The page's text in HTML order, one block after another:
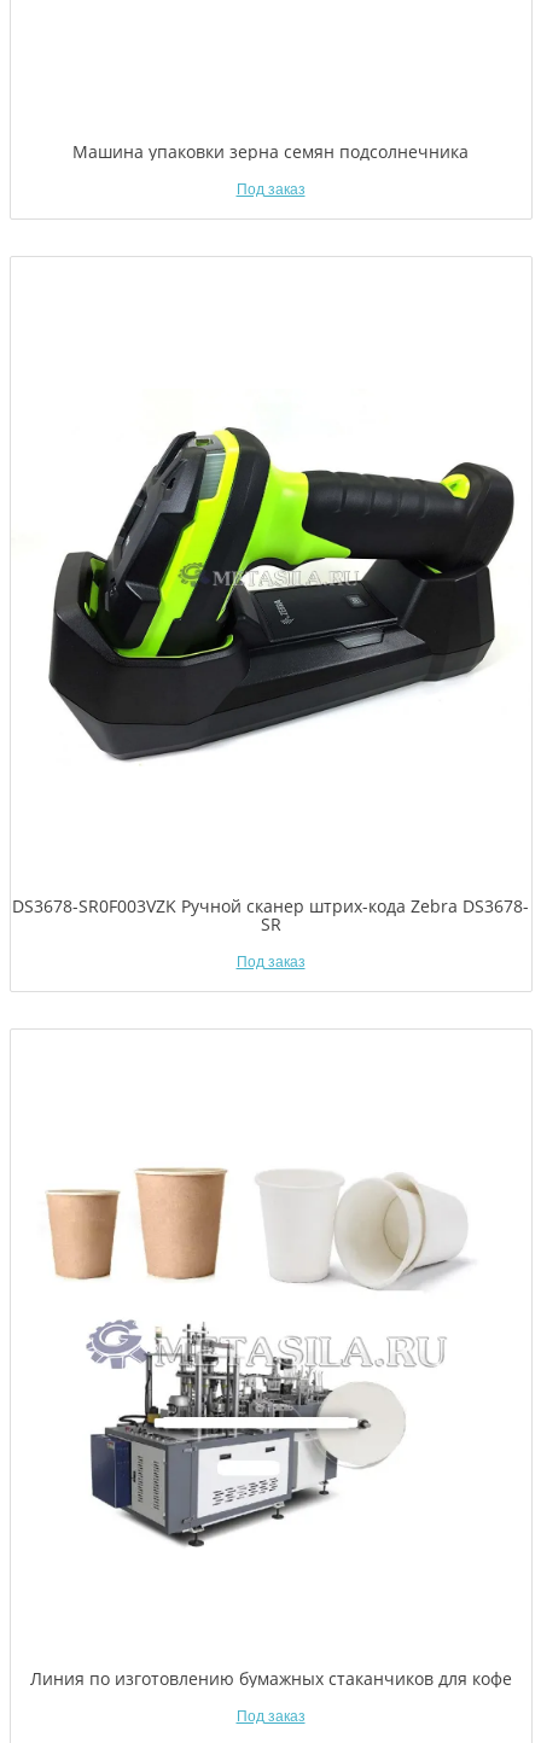
Машина упаковки зерна семян подсолнечника
Под заказ
DS3678-SR0F003VZK Ручной сканер штрих-кода Zebra DS3678-
SR
Под заказ
Линия по изготовлению бумажных стаканчиков для кофе
Под заказ